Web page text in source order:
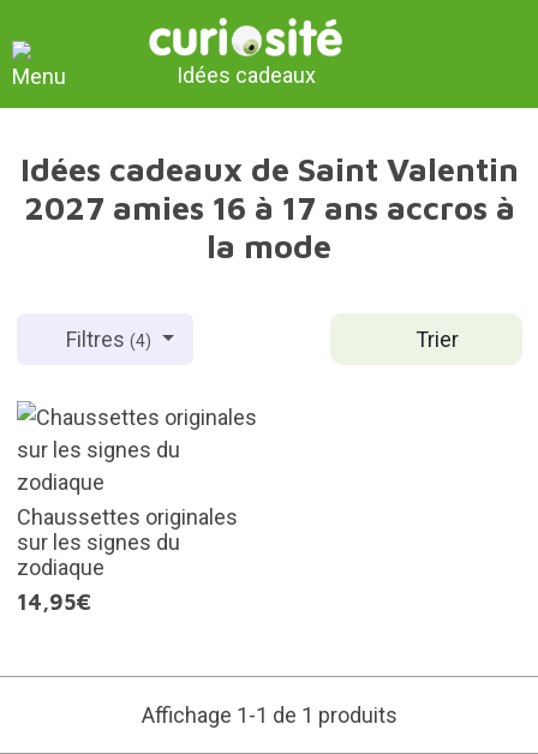
Idées cadeaux
Idées cadeaux de Saint Valentin
2027 amies 16 à 17 ans accros à
la mode
Trier
Filtres(4)
Chaussettes originales
sur les signes du
zodiaque
14,95€
Affichage 1-1 de 1 produits